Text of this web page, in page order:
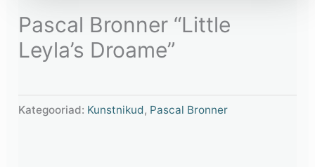
Pascal Bronner “Little
Leyla’s Droame”
Kategooriad: Kunstnikud, Pascal Bronner